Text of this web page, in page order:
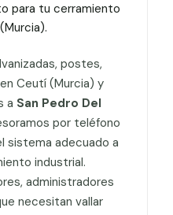
para tu cerramiento
postes,
Ceutí (Murcia) y
a San Pedro Del
por teléfono
sistema adecuado a
industrial.
administradores
necesitan vallar